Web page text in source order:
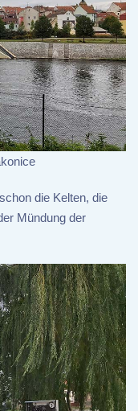
die Kelten, die
Mündung der